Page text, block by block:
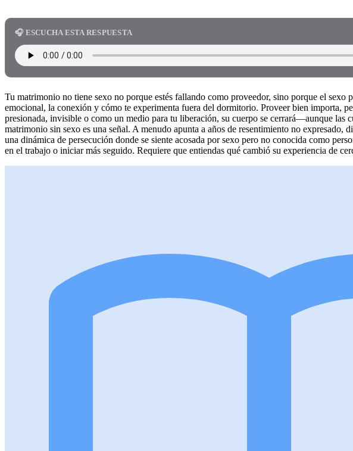
🎧 ESCUCHA ESTA RESPUESTA
Tu matrimonio no tiene sexo no porque estés fallando como proveedor, sino porque el sexo
emocional, la conexión y cómo te experimenta fuera del dormitorio. Proveer bien importa,
presionada, invisible o como un medio para tu liberación, su cuerpo se cerrará—aunque las
matrimonio sin sexo es una señal. A menudo apunta a años de resentimiento no expresado,
una dinámica de persecución donde se siente acosada por sexo pero no conocida como
en el trabajo o iniciar más seguido. Requiere que entiendas qué cambió su experiencia de